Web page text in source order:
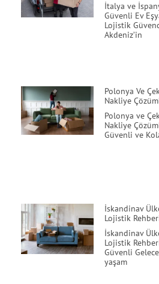
İtalya ve
Güvenli Ev
Lojistik
Akdeniz’in
Polonya Ve
Nakliye
Polonya ve
Nakliye
Güvenli ve
İskandinav
Lojistik
İskandinav
Lojistik
Güvenli
yaşam